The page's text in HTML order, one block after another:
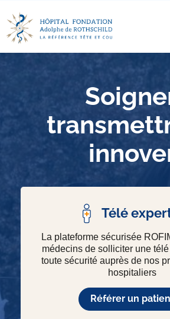
Télé
La plateforme sécurisée
médecins de solliciter une
toute sécurité auprès de nos
hospitaliers
Référer un